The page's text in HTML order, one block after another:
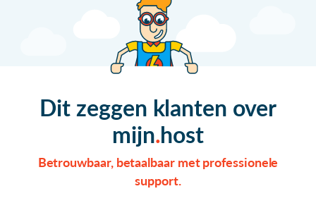
Dit zeggen klanten over
mijn host
Betrouwbaar, betaalbaar met professionele
support.